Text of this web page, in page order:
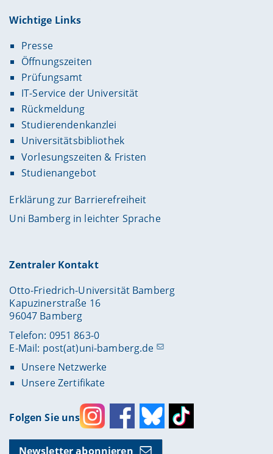
Wichtige Links
Presse
Öffnungszeiten
Prüfungsamt
IT-Service der Universität
Rückmeldung
Studierendenkanzlei
Universitätsbibliothek
Vorlesungszeiten & Fristen
Studienangebot
Erklärung zur Barrierefreiheit
Uni Bamberg in leichter Sprache
Zentraler Kontakt
Otto-Friedrich-Universität Bamberg
Kapuzinerstraße 16
96047 Bamberg
Telefon: 0951 863-0
E-Mail: post(at)uni-bamberg.de
Unsere Netzwerke
Unsere Zertifikate
Folgen Sie uns
InstagramFacebook
Bluesky
Newsletter abonnieren